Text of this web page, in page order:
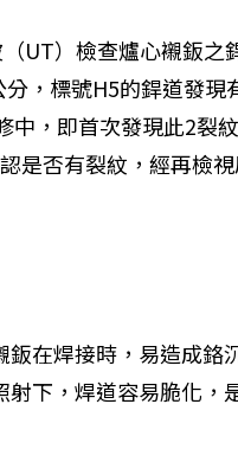
UT）檢查爐心襯鈑之
，標號H5的銲道發現
中，即首次發現此2裂
是否有裂紋，經再檢視
在焊接時，易造成鉻
下，焊道容易脆化，